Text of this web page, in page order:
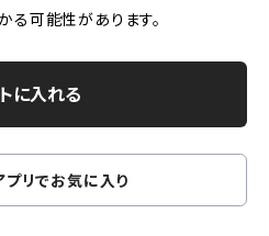
る可能性があります。
に入れる
プリでお気に入り